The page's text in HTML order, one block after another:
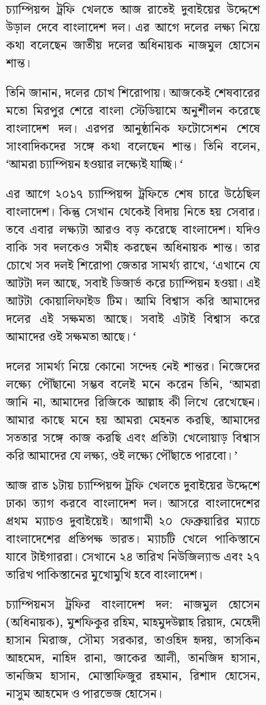
চ্যাম্পিয়ন্স ট্রফি খেলতে আজ রাতেই দুবাইয়ের উদ্দেশে
উড়াল দেবে বাংলাদেশ দল। এর আগে দলের লক্ষ্য নিয়ে
কথা বলেছেন জাতীয় দলের অধিনায়ক নাজমুল হোসেন
শান্ত।
তিনি জানান, দলের চোখ শিরোপায়। আজকেই শেষবারের
মতো মিরপুর শেরে বাংলা স্টেডিয়ামে অনুশীলন করেছে
বাংলাদেশ দল। এরপর আনুষ্ঠানিক ফটোসেশন শেষে
সাংবাদিকদের সঙ্গে কথা বলেছেন শান্ত। তিনি বলেন,
‘আমরা চ্যাম্পিয়ন হওয়ার লক্ষ্যেই যাচ্ছি। ‘
এর আগে ২০১৭ চ্যাম্পিয়ন্স ট্রফিতে শেষ চারে উঠেছিল
বাংলাদেশ। কিন্তু সেখান থেকেই বিদায় নিতে হয় সেবার।
তবে এবার লক্ষ্যটা আরও বড় করেছে বাংলাদেশ। যদিও
বাকি সব দলকেও সমীহ করছেন অধিনায়ক শান্ত। তার
চোখে সব দলই শিরোপা জেতার সামর্থ্য রাখে, ‘এখানে যে
আটটা দল আছে, সবাই ডিজার্ভ করে চ্যাম্পিয়ন হওয়া। এই
আটটা কোয়ালিফাইড টিম। আমি বিশ্বাস করি আমাদের
দলের এই সক্ষমতা আছে। সবাই এটাই বিশ্বাস করে
আমাদের ওই সক্ষমতা আছে। ‘
দলের সামর্থ্য নিয়ে কোনো সন্দেহ নেই শান্তর। নিজেদের
লক্ষ্যে পৌঁছানো সম্ভব বলেই মনে করেন তিনি, ‘আমরা
জানি না, আমাদের রিজিকে আল্লাহ কী লিখে রেখেছেন।
আমার কাছে মনে হয় আমরা মেহনত করছি, আমাদের
সততার সঙ্গে কাজ করছি এবং প্রতিটা খেলোয়াড় বিশ্বাস
করি আমাদের যে লক্ষ্য, ওই লক্ষ্যে পৌঁছাতে পারবো। ’
আজ রাত ১টায় চ্যাম্পিয়ন্স ট্রফি খেলতে দুবাইয়ের উদ্দেশে
ঢাকা ত্যাগ করবে বাংলাদেশ দল। আসরে বাংলাদেশের
প্রথম ম্যাচও দুবাইয়েই। আগামী ২০ ফেব্রুয়ারির ম্যাচে
বাংলাদেশের প্রতিপক্ষ ভারত। ম্যাচটি খেলে পাকিস্তানে
যাবে টাইগাররা। সেখানে ২৪ তারিখ নিউজিল্যান্ড এবং ২৭
তারিখ পাকিস্তানের মুখোমুখি হবে বাংলাদেশ।
চ্যাম্পিয়নস ট্রফির বাংলাদেশ দল: নাজমুল হোসেন
(অধিনায়ক), মুশফিকুর রহিম, মাহমুদউল্লাহ রিয়াদ, মেহেদী
হাসান মিরাজ, সৌম্য সরকার, তাওহিদ হৃদয়, তাসকিন
আহমেদ, নাহিদ রানা, জাকের আলী, তানজিদ হাসান,
তানজিম হাসান, মোস্তাফিজুর রহমান, রিশাদ হোসেন,
নাসুম আহমেদ ও পারভেজ হোসেন।